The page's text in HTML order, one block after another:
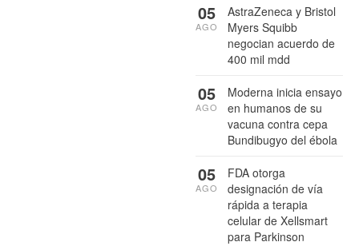
AstraZeneca y Bristol
Myers Squibb
negocian acuerdo de
400 mil mdd
05
AGO
Moderna inicia ensayo
en humanos de su
vacuna contra cepa
Bundibugyo del ébola
05
AGO
FDA otorga
designación de vía
rápida a terapia
celular de Xellsmart
para Parkinson
05
AGO